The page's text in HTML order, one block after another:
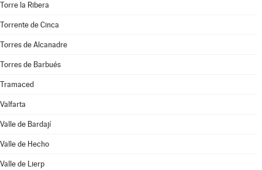
Torre la Ribera
Torrente de Cinca
Torres de Alcanadre
Torres de Barbués
Tramaced
Valfarta
Valle de Bardají
Valle de Hecho
Valle de Lierp